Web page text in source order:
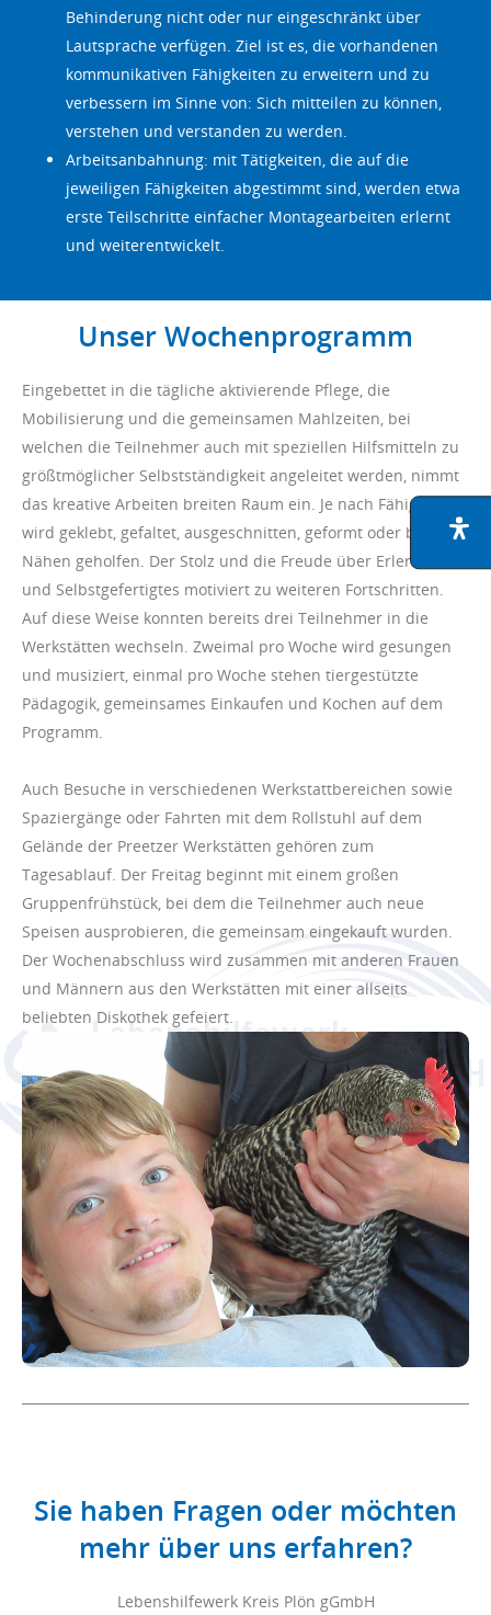
Behinderung nicht oder nur eingeschränkt über
Lautsprache verfügen. Ziel ist es, die vorhandenen
kommunikativen Fähigkeiten zu erweitern und zu
verbessern im Sinne von: Sich mitteilen zu können,
verstehen und verstanden zu werden.
Arbeitsanbahnung: mit Tätigkeiten, die auf die
jeweiligen Fähigkeiten abgestimmt sind, werden etwa
erste Teilschritte einfacher Montagearbeiten erlernt
und weiterentwickelt.
Unser Wochenprogramm
Eingebettet in die tägliche aktivierende Pflege, die
Mobilisierung und die gemeinsamen Mahlzeiten, bei
welchen die Teilnehmer auch mit speziellen Hilfsmitteln zu
größtmöglicher Selbstständigkeit angeleitet werden, nimmt
das kreative Arbeiten breiten Raum ein. Je nach Fähigkeit
wird geklebt, gefaltet, ausgeschnitten, geformt oder beim
Nähen geholfen. Der Stolz und die Freude über Erlerntes
und Selbstgefertigtes motiviert zu weiteren Fortschritten.
Auf diese Weise konnten bereits drei Teilnehmer in die
Werkstätten wechseln. Zweimal pro Woche wird gesungen
und musiziert, einmal pro Woche stehen tiergestützte
Pädagogik, gemeinsames Einkaufen und Kochen auf dem
Programm.
Auch Besuche in verschiedenen Werkstattbereichen sowie
Spaziergänge oder Fahrten mit dem Rollstuhl auf dem
Gelände der Preetzer Werkstätten gehören zum
Tagesablauf. Der Freitag beginnt mit einem großen
Gruppenfrühstück, bei dem die Teilnehmer auch neue
Speisen ausprobieren, die gemeinsam eingekauft wurden.
Der Wochenabschluss wird zusammen mit anderen Frauen
und Männern aus den Werkstätten mit einer allseits
beliebten Diskothek gefeiert.
Sie haben Fragen oder möchten
mehr über uns erfahren?
Lebenshilfewerk Kreis Plön gGmbH